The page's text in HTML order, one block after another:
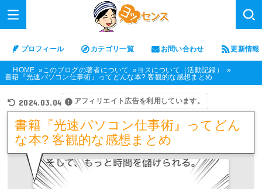
プロフィール カテゴリ一覧 お問い合わせ 更新情報
HOME このブログの著者について
ヨスについて（活動記録）
書籍『光速パソコン仕事術』ってどんな本? 客観的な感想まとめ
2024.03.04 アフィリエイト広告を利用しています。
書籍『光速パソコン仕事術』ってどん
な本? 客観的な感想まとめ